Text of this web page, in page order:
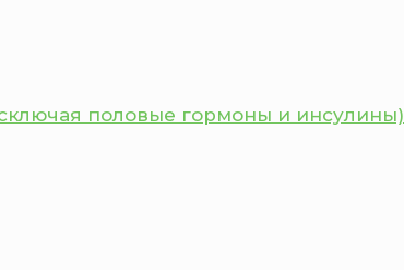
половые гормоны и инсулины)